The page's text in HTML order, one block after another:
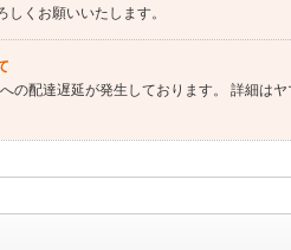
くお願いいたします。
の配達遅延が発生しております。 詳細は